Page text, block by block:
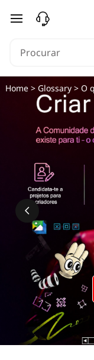
O
e
l
saltar para o
Home> Glossary> O